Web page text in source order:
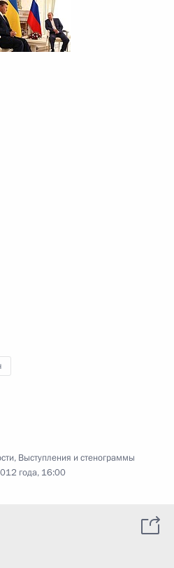
, Выступления и стенограммы
года, 16:00